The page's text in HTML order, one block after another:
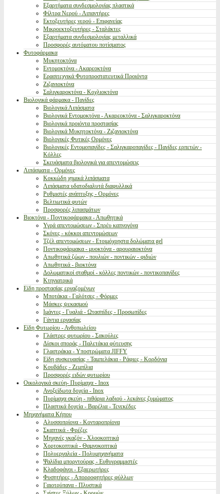
Εξαρτήματα συνδεσμολογίας πλαστικά
Φίλτρα Νερού - Λιπαντήρες
Εκτοξευτήρες νερού - Επιφανείας
Μικροεκτοξευτήρες - Σταλάκτες
Εξαρτήματα συνδεσμολογίας μεταλλικά
Προσφορές αυτόματου ποτίσματος
Φυτοφάρμακα
Μυκητοκτόνα
Εντομοκτόνα - Ακαρεοκτόνα
Ερασιτεχνικά Φυτοπροστατευτικά Προιόντα
Ζιζανιοκτόνα
Σαλιγκαροκτόνα - Κοχλιοκτόνα
Βιολογικά φάρμακα - Παγίδες
Βιολογικά Λιπάσματα
Βιολογικά Εντομοκτόνα - Ακαρεοκτόνα - Σαλιγκαροκτόνα
Βιολογικά προιόντα προστασίας
Βιολογικά Μυκητοκτόνα - Ζιζανιοκτόνα
Βιολογικές Φυτικές Ορμόνες
Βιολογικές Εντομοπαγίδες - Σαλιγκαροπαγίδες - Παγίδες ερπετών -
Κόλλες
Σκευάσματα βιολογικά για απεντομώσεις
Λιπάσματα - Ορμόνες
Κοκκώδη χημικά λιπάσματα
Λιπάσματα υδατοδιαλυτά διαφυλλικά
Ρυθμιστές ανάπτυξης - Ορμόνες
Βελτιωτικά φυτών
Προσφορές λιπασμάτων
Βιοκτόνα - Ποντικοφάρμακα - Απωθητικά
Υγρά απεντομώσεων - Σπρέυ καπνογόνα
Σκόνες - κόκκοι απεντομώσεων
Τζέλ απεντομώσεων - Ετοιμόχρηστα δολώματα gel
Ποντικοφάρμακα - μυοκτόνα - αρουραιοκτόνα
Απωθητικά ζώων - πουλιών - ποντικών - φιδιών
Απωθητικά - βιοκτόνα
Δολωματικοί σταθμοί - κόλλες ποντικών - ποντικοπαγίδες
Κτηνιατρικά
Είδη προστασίας εργαζομένων
Μποτάκια - Γαλότσες - Φόρμες
Μάσκες ψεκασμού
Ιμάντες - Γυαλιά - Ωτασπίδες - Προσωπίδες
Γάντια εργασίας
Είδη Φυτωρίου - Ανθοπωλείου
Γλάστρες φυτωρίου - Σακούλες
Δίσκοι σποράς - Παλετάκια φύτευσης
Γλαστράκια - Υποστρώματα JIFFY
Είδη συσκευασίας - Ταμπελάκια - Ράφιες - Κορδόνια
Κουβάδες - Ζεμπίλια
Προσφορές ειδών φυτωρίου
Οικολογικά σκεύη- Πυρίμαχα - Inox
Ανοξείδωτα δοχεία - Inox
Πυρίμαχα σκεύη - πιθάρια λαδιού - λεκάνες ζυμώματος
Πλαστικά δοχεία - Βαρέλια - Τενεκέδες
Μηχανήματα Κήπου
Αλυσσοπρίονα - Κονταροπρίονα
Σκαπτικά - Φρέζες
Μηχανές γκαζόν - Χλοοκοπτικά
Χορτοκοπτικά - Θαμνοκοπτικά
Πολυεργαλεία - Πολυμηχανήματα
Ψαλίδια μπορντούρας - Ευθυγραμμιστές
Κλαδοφάγοι - Εξαερωτήρες
Φυσητήρες - Απορροφητήρες φύλλων
Γαιοτρύπανα - Πλυστικά